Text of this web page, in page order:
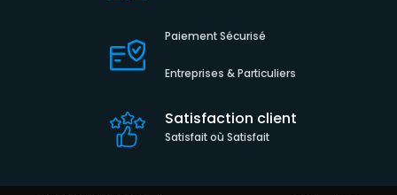
Paiement Sécurisé
Entreprises & Particuliers
Satisfaction client
Satisfait où Satisfait